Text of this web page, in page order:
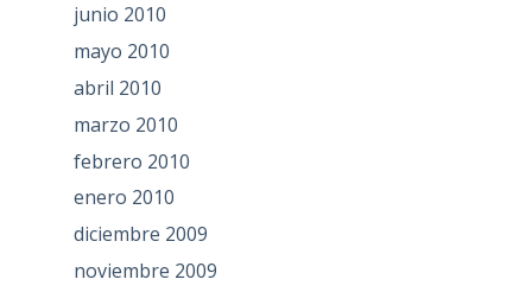
junio 2010
mayo 2010
abril 2010
marzo 2010
febrero 2010
enero 2010
diciembre 2009
noviembre 2009